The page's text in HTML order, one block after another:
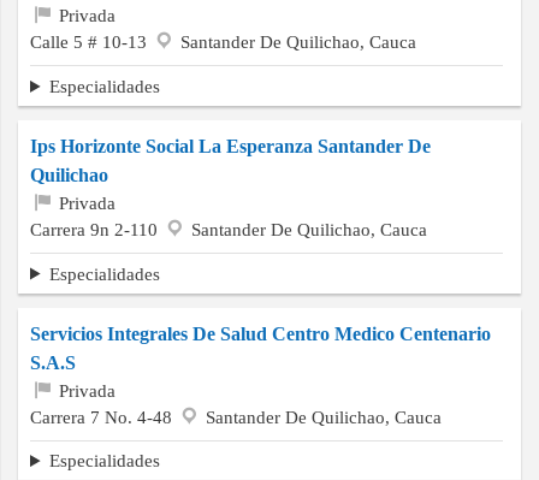
Privada
Calle 5 # 10-13
Santander De Quilichao, Cauca
Especialidades
Ips Horizonte Social La Esperanza Santander De
Quilichao
Privada
Carrera 9n 2-110
Santander De Quilichao, Cauca
Especialidades
Servicios Integrales De Salud Centro Medico Centenario
S.A.S
Privada
Carrera 7 No. 4-48
Santander De Quilichao, Cauca
Especialidades